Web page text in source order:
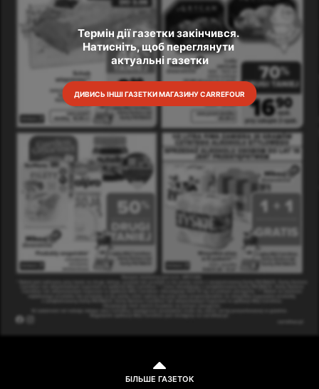
Термін дії газетки закінчився.
Натисніть, щоб переглянути
актуальні газетки
ДИВИСЬ ІНШІ ГАЗЕТКИ МАГАЗИНУ CARREFOUR
БІЛЬШЕ ГАЗЕТОК